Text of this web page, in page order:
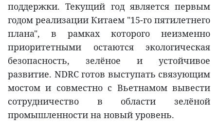
поддержки. Текущий год является первым
годом реализации Китаем "15-го пятилетнего
плана", в рамках которого неизменно
приоритетными остаются экологическая
безопасность, зелёное и устойчивое
развитие. NDRC готов выступать связующим
мостом и совместно с Вьетнамом вывести
сотрудничество в области зелёной
промышленности на новый уровень.